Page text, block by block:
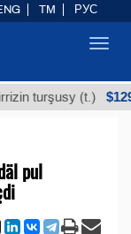
(t.) $12935,18
pul
TM РУС